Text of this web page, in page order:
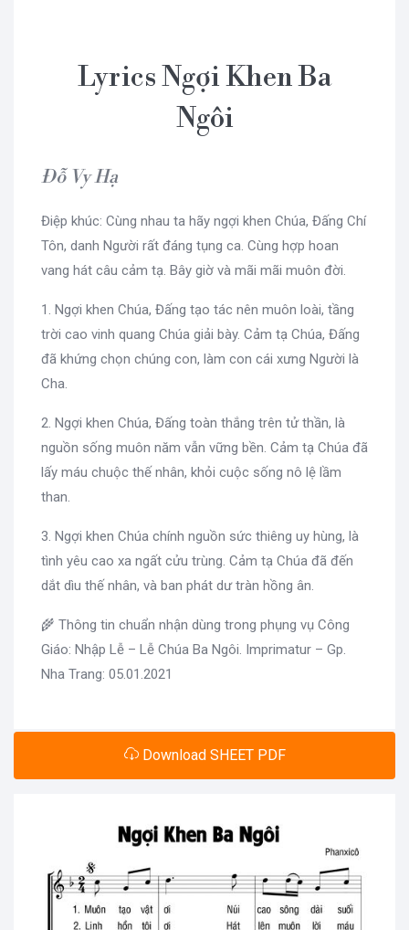
Lyrics Ngợi Khen Ba
Ngôi
Đỗ Vy Hạ
Điệp khúc: Cùng nhau ta hãy ngợi khen Chúa, Đấng Chí
Tôn, danh Người rất đáng tụng ca. Cùng hợp hoan
vang hát câu cảm tạ. Bây giờ và mãi mãi muôn đời.
1. Ngợi khen Chúa, Đấng tạo tác nên muôn loài, tầng
trời cao vinh quang Chúa giải bày. Cảm tạ Chúa, Đấng
đã khứng chọn chúng con, làm con cái xưng Người là
Cha.
2. Ngợi khen Chúa, Đấng toàn thắng trên tử thần, là
nguồn sống muôn năm vẫn vững bền. Cảm tạ Chúa đã
lấy máu chuộc thế nhân, khỏi cuộc sống nô lệ lầm
than.
3. Ngợi khen Chúa chính nguồn sức thiêng uy hùng, là
tình yêu cao xa ngất cửu trùng. Cảm tạ Chúa đã đến
dắt dìu thế nhân, và ban phát dư tràn hồng ân.
🌾 Thông tin chuẩn nhận dùng trong phụng vụ Công
Giáo: Nhập Lễ – Lễ Chúa Ba Ngôi. Imprimatur – Gp.
Nha Trang: 05.01.2021
Download SHEET PDF